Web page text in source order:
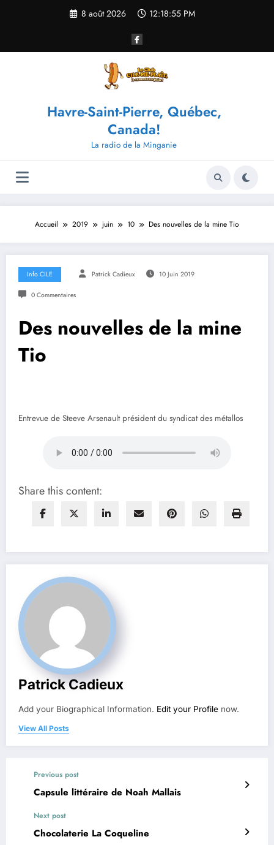
8 août 2026 12:18:55 PM
Havre-Saint-Pierre, Québec,
Canada!
La radio de la Minganie
Accueil 2019 juin 10 Des nouvelles de la mine Tio
Info CILE Patrick Cadieux 10 Juin 2019
0 Commentaires
Des nouvelles de la mine
Tio
Entrevue de Steeve Arsenault président du syndicat des métallos
Share this content:
Patrick Cadieux
Add your Biographical Information. Edit your Profile now.
View All Posts
Previous post
Capsule littéraire de Noah Mallais
Next post
Chocolaterie La Coqueline